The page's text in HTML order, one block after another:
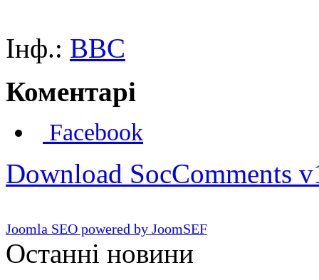
Інф.: BBC
Коментарі
Facebook
Download SocComments
Joomla SEO powered by JoomSEF
Останні новини